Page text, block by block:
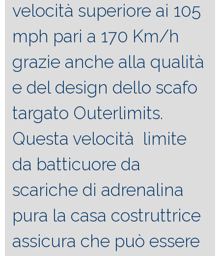
velocità superiore ai 105
mph pari a 170 Km/h
grazie anche alla qualità
e del design dello scafo
targato Outerlimits.
Questa velocità limite
da batticuore da
scariche di adrenalina
pura la casa costruttrice
assicura che può essere